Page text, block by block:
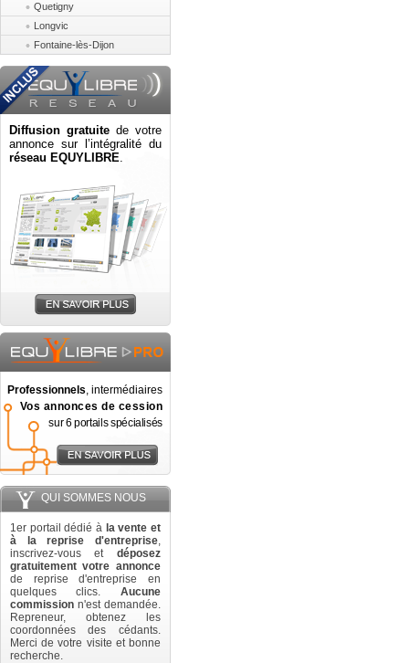
Quetigny
Longvic
Fontaine-lès-Dijon
Diffusion gratuite de votre
annonce sur l’intégralité du
réseau EQUYLIBRE.
Professionnels, intermédiaires
Vos annonces de cession
sur 6 portails spécialisés
QUI SOMMES NOUS
1er portail dédié à la vente et
à la reprise d'entreprise,
inscrivez-vous et déposez
gratuitement votre annonce
de reprise d'entreprise en
quelques clics. Aucune
commission n'est demandée.
Repreneur, obtenez les
coordonnées des cédants.
Merci de votre visite et bonne
recherche.